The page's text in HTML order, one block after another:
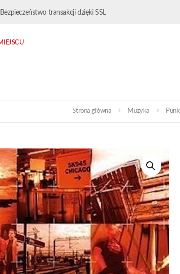
Bezpieczeństwo transakcji dzięki SSL
Strona główna Muzyka Punk